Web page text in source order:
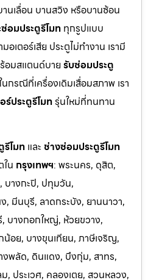
านเลื่อน บานสวิง หรือบานซ้อน
อมประตูรีโมท ทุกรูปแบบ
ตอร์เสีย ประตูไม่ทำงาน เรามี
อมสแตนด์บาย รับซ่อมประตู
กรณีที่เครื่องเดิมเสื่อมสภาพ เรา
ร์ประตูรีโมทรุ่นใหม่ที่ทนทาน
โมทและ ช่างซ่อมประตูรีโมท
น กรุงเทพฯ: พระนคร, ดุสิต,
บางกะปิ, ปทุมวัน,
, มีนบุรี, ลาดกระบัง, ยานนาวา,
บางกอกใหญ่, ห้วยขวาง,
อย, บางขุนเทียน, ภาษีเจริญ,
พลัด, ดินแดง, บึงกุ่ม, สาทร,
, ประเวศ, คลองเตย, สวนหลวง,